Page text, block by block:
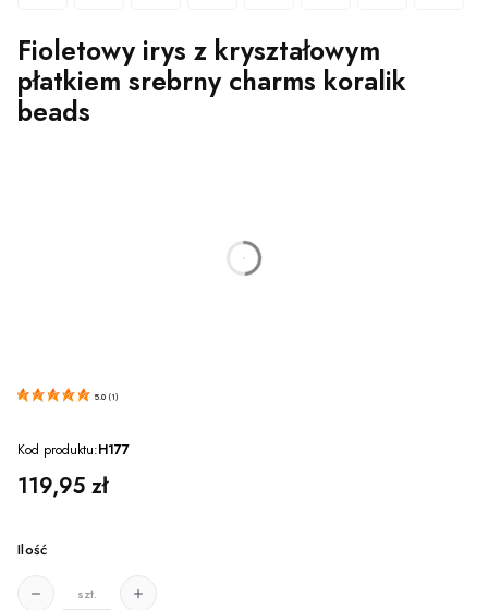
Fioletowy irys z kryształowym
płatkiem srebrny charms koralik
beads
5.0 (1 )
Kod produktu:H177
Cena
119,95 zł
Ilość
szt.